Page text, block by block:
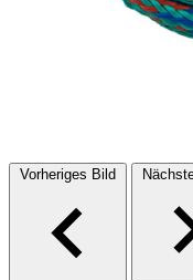
Vorheriges Bild